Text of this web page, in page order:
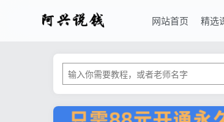
网站首页 精选
只要68元开通VIP会员，终身下载各